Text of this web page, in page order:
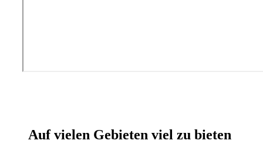
Auf vielen Gebieten viel zu bieten